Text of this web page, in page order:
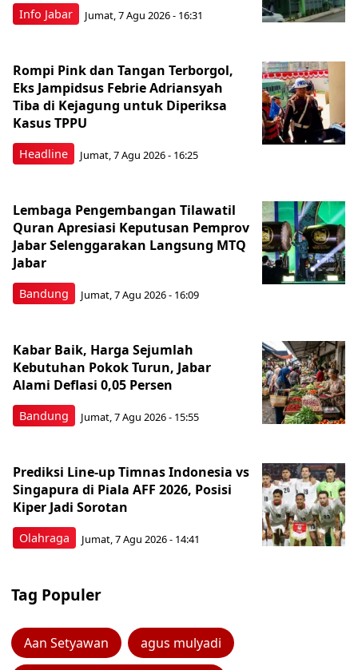
Info Jabar Jumat, 7 Agu 2026 - 16:31
Headline
Rompi Pink dan Tangan Terborgol,
Eks Jampidsus Febrie Adriansyah
Tiba di Kejagung untuk Diperiksa
Kasus TPPU
Jumat, 7 Agu 2026 - 16:25
Bandung
Lembaga Pengembangan Tilawatil
Quran Apresiasi Keputusan Pemprov
Jabar Selenggarakan Langsung MTQ
Jabar
Jumat, 7 Agu 2026 - 16:09
Bandung
Kabar Baik, Harga Sejumlah
Kebutuhan Pokok Turun, Jabar
Alami Deflasi 0,05 Persen
Jumat, 7 Agu 2026 - 15:55
Olahraga
Prediksi Line-up Timnas Indonesia vs
Singapura di Piala AFF 2026, Posisi
Kiper Jadi Sorotan
Jumat, 7 Agu 2026 - 14:41
Tag Populer
Aan Setyawan agus mulyadi